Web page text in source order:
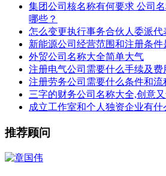
集团公司核名称有何要求 公司
哪些？
怎么变更执行事务合伙人委派代
新能源公司经营范围和注册条件
外贸公司名称大全简单大气
注册电气公司需要什么手续及费
注册劳务公司需要什么条件和流
三字的财务公司名称大全,创意
成立工作室和个人独资企业有什
推荐顾问